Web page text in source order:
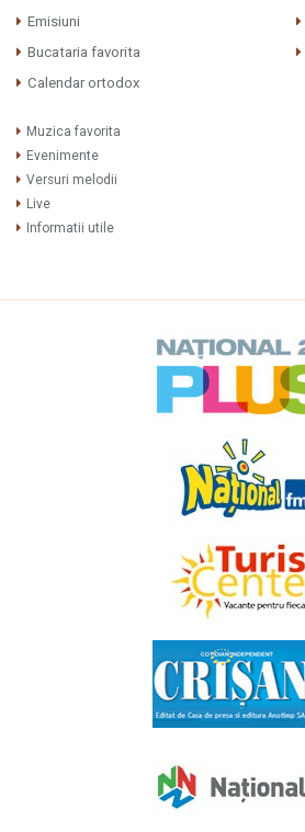
Emisiuni
Bucataria favorita
Calendar ortodox
Muzica favorita
Evenimente
Versuri melodii
Live
Informatii utile